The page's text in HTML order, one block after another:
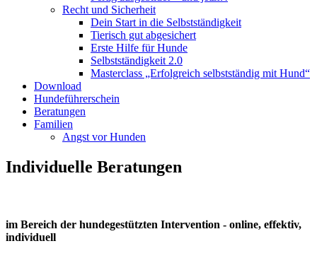
Recht und Sicherheit
Dein Start in die Selbstständigkeit
Tierisch gut abgesichert
Erste Hilfe für Hunde
Selbstständigkeit 2.0
Masterclass „Erfolgreich selbstständig mit Hund“
Download
Hundeführerschein
Beratungen
Familien
Angst vor Hunden
Individuelle Beratungen
im Bereich der hundegestützten Intervention - online, effektiv,
individuell